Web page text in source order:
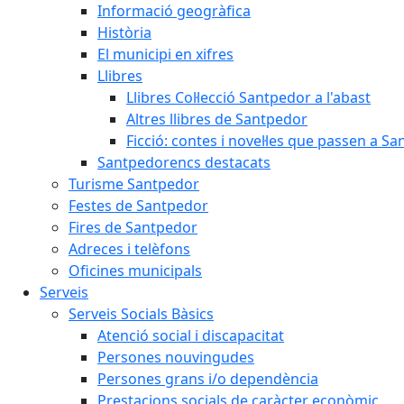
Informació geogràfica
Història
El municipi en xifres
Llibres
Llibres Col·lecció Santpedor a l'abast
Altres llibres de Santpedor
Ficció: contes i novel·les que passen a
Santpedorencs destacats
Turisme Santpedor
Festes de Santpedor
Fires de Santpedor
Adreces i telèfons
Oficines municipals
Serveis
Serveis Socials Bàsics
Atenció social i discapacitat
Persones nouvingudes
Persones grans i/o dependència